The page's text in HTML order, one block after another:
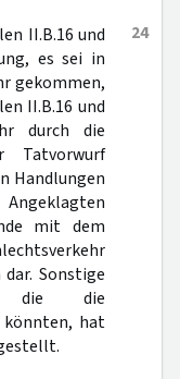
24
II.B.16 und
es sei in
gekommen,
II.B.16 und
durch die
Tatvorwurf
Handlungen
mit dem
Sonstige
die die
könnten, hat